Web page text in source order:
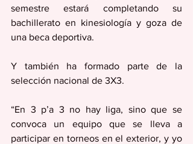
semestre estará completando su
bachillerato en kinesiología y goza de
una beca deportiva.
Y también ha formado parte de la
selección nacional de 3X3.
“En 3 p’a 3 no hay liga, sino que se
convoca un equipo que se lleva a
participar en torneos en el exterior, y yo